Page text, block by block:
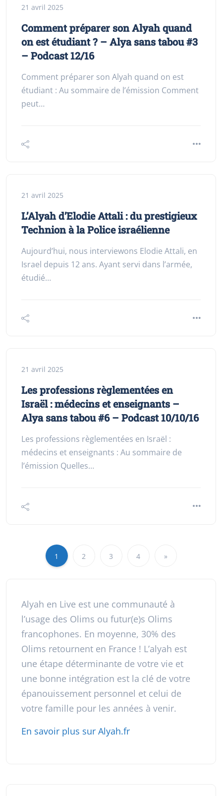
21 avril 2025
Comment préparer son Alyah quand
on est étudiant ? – Alya sans tabou #3
– Podcast 12/16
Comment préparer son Alyah quand on est
étudiant : Au sommaire de l’émission Comment
peut…
21 avril 2025
L’Alyah d’Elodie Attali : du prestigieux
Technion à la Police israélienne
Aujourd’hui, nous interviewons Elodie Attali, en
Israel depuis 12 ans. Ayant servi dans l’armée,
étudié…
21 avril 2025
Les professions règlementées en
Israël : médecins et enseignants –
Alya sans tabou #6 – Podcast 10/10/16
Les professions règlementées en Israël :
médecins et enseignants : Au sommaire de
l’émission Quelles…
1 2 3 4 »
Alyah en Live est une communauté à
l’usage des Olims ou futur(e)s Olims
francophones. En moyenne, 30% des
Olims retournent en France ! L’alyah est
une étape déterminante de votre vie et
une bonne intégration est la clé de votre
épanouissement personnel et celui de
votre famille pour les années à venir.
En savoir plus sur Alyah.fr